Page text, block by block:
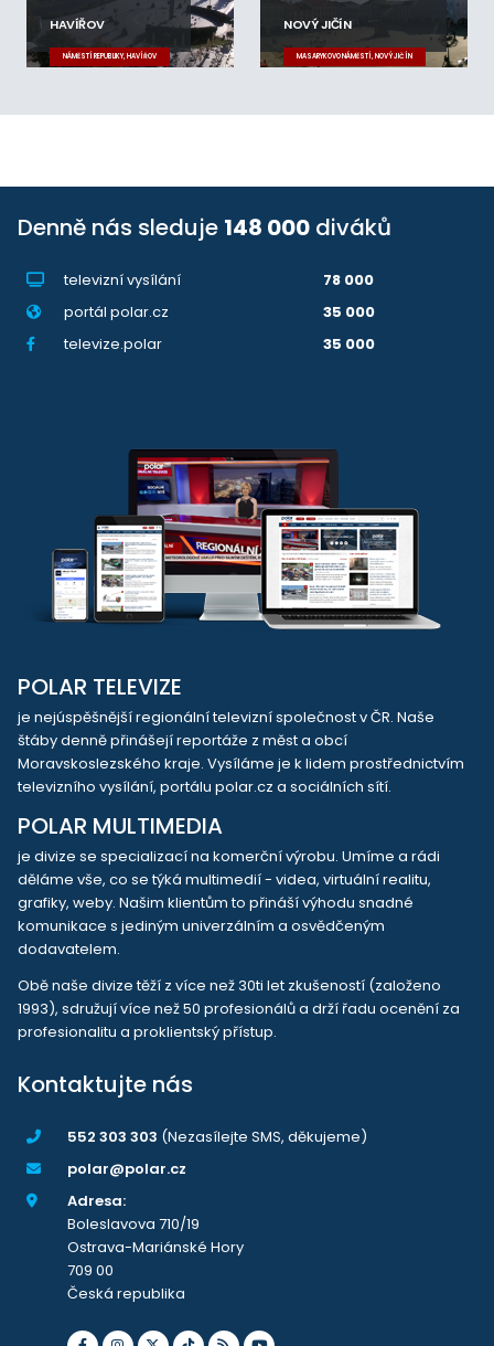
HAVÍŘOV
NÁMĚSTÍ REPUBLIKY, HAVÍŘOV
NOVÝ JIČÍN
MASARYKOVO NÁMĚSTÍ, NOVÝ JIČÍN
Denně nás sleduje 148 000 diváků
televizní vysílání
78 000
portál polar.cz
35 000
televize.polar
35 000
POLAR TELEVIZE
je nejúspěšnější regionální televizní společnost v ČR. Naše
štáby denně přinášejí reportáže z měst a obcí
Moravskoslezského kraje. Vysíláme je k lidem prostřednictvím
televizního vysílání, portálu polar.cz a sociálních sítí.
POLAR MULTIMEDIA
je divize se specializací na komerční výrobu. Umíme a rádi
děláme vše, co se týká multimedií - videa, virtuální realitu,
grafiky, weby. Našim klientům to přináší výhodu snadné
komunikace s jediným univerzálním a osvědčeným
dodavatelem.
Obě naše divize těží z více než 30ti let zkušeností (založeno
1993), sdružují více než 50 profesionálů a drží řadu ocenění za
profesionalitu a proklientský přístup.
Kontaktujte nás
552 303 303 (Nezasílejte SMS, děkujeme)
polar@polar.cz
Adresa:
Boleslavova 710/19
Ostrava-Mariánské Hory
709 00
Česká republika